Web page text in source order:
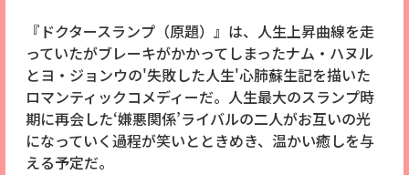
『ドクタースランプ（原題）』は、人生上昇曲線を走
っていたがブレーキがかかってしまったナム・ハヌル
とヨ・ジョンウの'失敗した人生'心肺蘇生記を描いた
ロマンティックコメディーだ。人生最大のスランプ時
期に再会した‘嫌悪関係’ライバルの二人がお互いの光
になっていく過程が笑いとときめき、温かい癒しを与
える予定だ。